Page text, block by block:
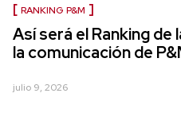
RANKING P&M
Así será el Ranking
la comunicación de
julio 9, 2026